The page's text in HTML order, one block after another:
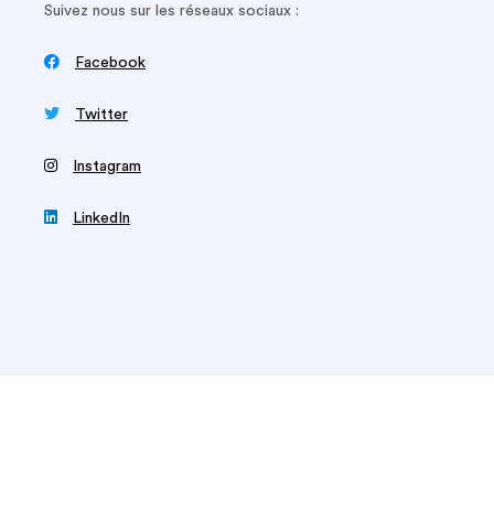
Suivez nous sur les réseaux sociaux :
 Facebook
 Twitter
‍ Instagram
 LinkedIn